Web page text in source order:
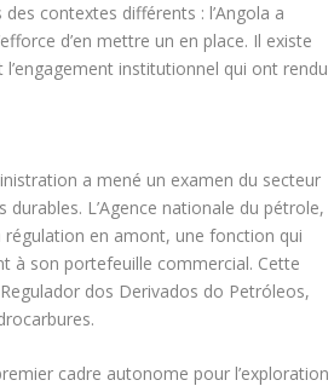
contextes différents : l’Angola a
d’en mettre un en place. Il existe
institutionnel qui ont rendu
a mené un examen du secteur
L’Agence nationale du pétrole,
régulation en amont, une fonction qui
à son portefeuille commercial. Cette
dos Derivados do Petróleos,
cadre autonome pour l’exploration